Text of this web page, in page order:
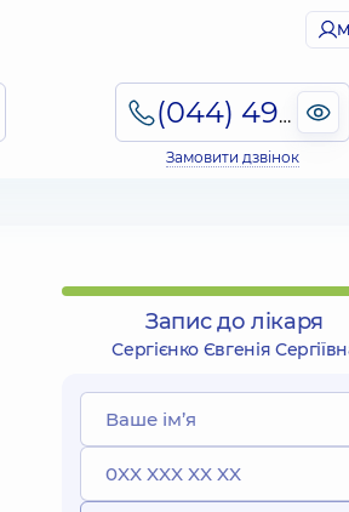
(044) 495-2-888
Замовити дзвінок
Запис до лікаря
Сергієнко Євгенія